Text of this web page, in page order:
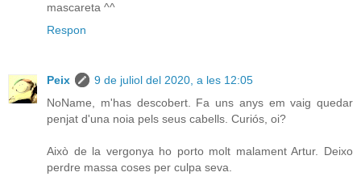
mascareta ^^
Respon
Peix
9 de juliol del 2020, a les 12:05
NoName, m'has descobert. Fa uns anys em vaig quedar
penjat d'una noia pels seus cabells. Curiós, oi?
Això de la vergonya ho porto molt malament Artur. Deixo
perdre massa coses per culpa seva.